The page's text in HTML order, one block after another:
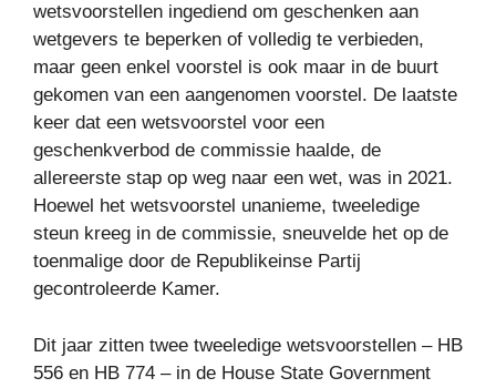
wetsvoorstellen ingediend om geschenken aan
wetgevers te beperken of volledig te verbieden,
maar geen enkel voorstel is ook maar in de buurt
gekomen van een aangenomen voorstel. De laatste
keer dat een wetsvoorstel voor een
geschenkverbod de commissie haalde, de
allereerste stap op weg naar een wet, was in 2021.
Hoewel het wetsvoorstel unanieme, tweeledige
steun kreeg in de commissie, sneuvelde het op de
toenmalige door de Republikeinse Partij
gecontroleerde Kamer.
Dit jaar zitten twee tweeledige wetsvoorstellen – HB
556 en HB 774 – in de House State Government